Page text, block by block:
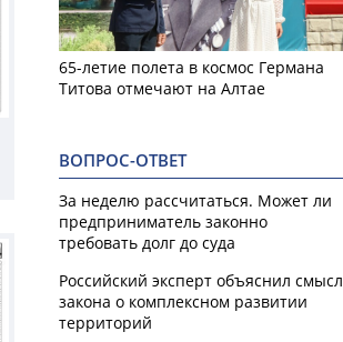
65-летие полета в космос Германа
Титова отмечают на Алтае
ВОПРОС-ОТВЕТ
За неделю рассчитаться. Может ли
предприниматель законно
требовать долг до суда
Российский эксперт объяснил смысл
закона о комплексном развитии
территорий